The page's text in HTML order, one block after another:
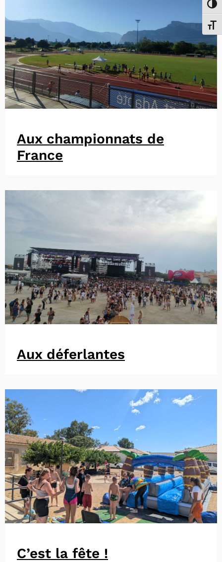
Aux championnats de
France
Aux déferlantes
C’est la fête !